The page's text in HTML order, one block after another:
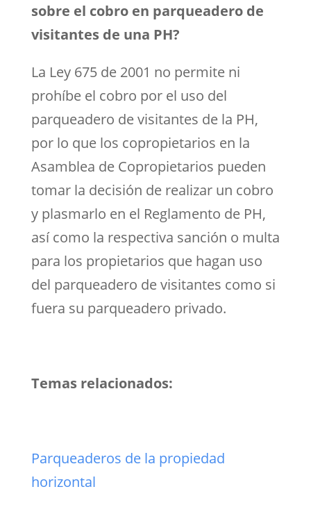
sobre el cobro en parqueadero de
visitantes de una PH?
La Ley 675 de 2001 no permite ni
prohíbe el cobro por el uso del
parqueadero de visitantes de la PH,
por lo que los copropietarios en la
Asamblea de Copropietarios pueden
tomar la decisión de realizar un cobro
y plasmarlo en el Reglamento de PH,
así como la respectiva sanción o multa
para los propietarios que hagan uso
del parqueadero de visitantes como si
fuera su parqueadero privado.
Temas relacionados:
Parqueaderos de la propiedad
horizontal